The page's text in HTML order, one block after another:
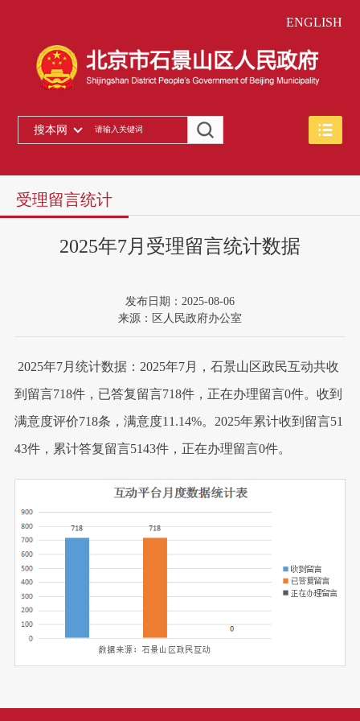
ENGLISH
搜本网
受理留言统计
2025年7月受理留言统计数据
发布日期：2025-08-06
来源：区人民政府办公室
2025年7月统计数据：2025年7月，石景山区政民互动共收
到留言718件，已答复留言718件，正在办理留言0件。收到
满意度评价718条，满意度11.14%。2025年累计收到留言51
43件，累计答复留言5143件，正在办理留言0件。